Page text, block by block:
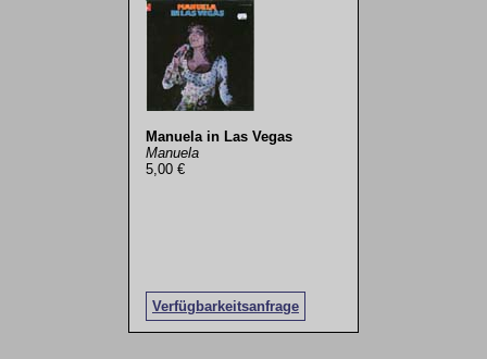
Manuela in Las Vegas
Manuela
5,00 €
Verfügbarkeitsanfrage